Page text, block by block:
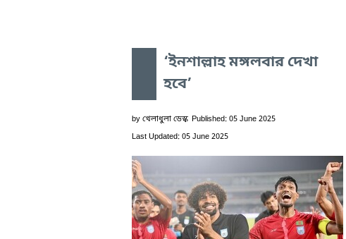
‘ইনশাল্লাহ মঙ্গলবার দেখা
হবে’
by খেলাধুলা ডেস্ক Published: 05 June 2025
Last Updated: 05 June 2025